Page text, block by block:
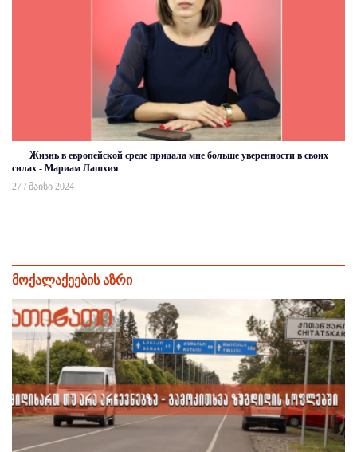
Жизнь в европейской среде придала мне больше уверенности в своих
силах - Мариам Лашхия
27 / მაისი 2024
მოქალაქეების აზრი